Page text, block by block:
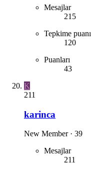
Mesajlar
215
Tepkime puanı
120
Puanları
43
K
211
karinca
New Member · 39
Mesajlar
211